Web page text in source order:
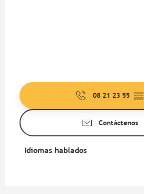
08 21 23 55 ▒▒
Contáctenos
Idiomas hablados
Idiomas hablados